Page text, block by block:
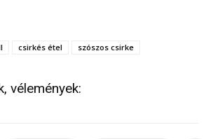
csirkés étel szószos csirke
vélemények: